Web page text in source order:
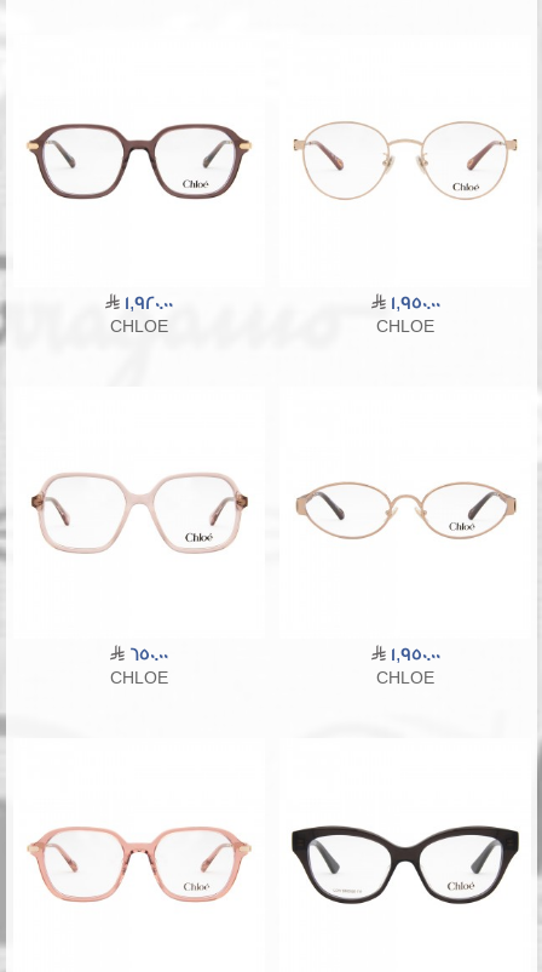
1,950.00
CHLOE
1,920.00
CHLOE
1,950.00
CHLOE
650.00
CHLOE